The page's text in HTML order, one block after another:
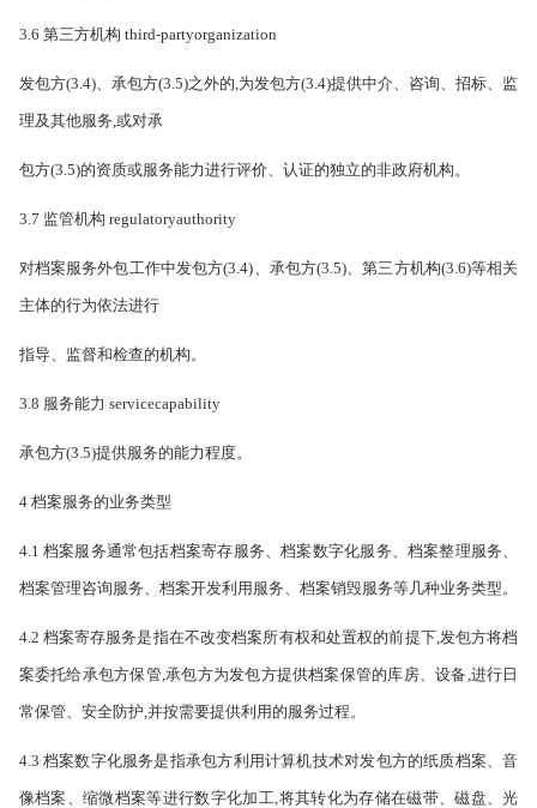
3.6 第三方机构 third-partyorganization
发包方(3.4)、承包方(3.5)之外的,为发包方(3.4)提供中介、咨询、招标、监
理及其他服务,或对承
包方(3.5)的资质或服务能力进行评价、认证的独立的非政府机构。
3.7 监管机构 regulatoryauthority
对档案服务外包工作中发包方(3.4)、承包方(3.5)、第三方机构(3.6)等相关
主体的行为依法进行
指导、监督和检查的机构。
3.8 服务能力 servicecapability
承包方(3.5)提供服务的能力程度。
4 档案服务的业务类型
4.1 档案服务通常包括档案寄存服务、档案数字化服务、档案整理服务、
档案管理咨询服务、档案开发利用服务、档案销毁服务等几种业务类型。
4.2 档案寄存服务是指在不改变档案所有权和处置权的前提下,发包方将档
案委托给承包方保管,承包方为发包方提供档案保管的库房、设备,进行日
常保管、安全防护,并按需要提供利用的服务过程。
4.3 档案数字化服务是指承包方利用计算机技术对发包方的纸质档案、音
像档案、缩微档案等进行数字化加工,将其转化为存储在磁带、磁盘、光